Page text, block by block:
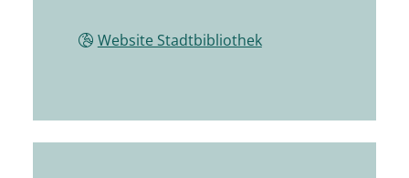
Website Stadtbibliothek